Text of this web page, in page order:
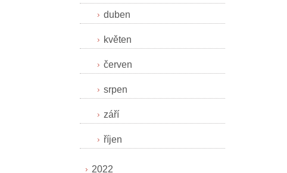
duben
květen
červen
srpen
září
říjen
2022